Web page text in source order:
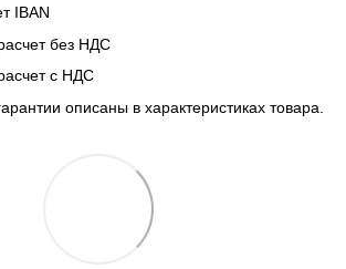
IBAN
без НДС
с НДС
описаны в характеристиках товара.